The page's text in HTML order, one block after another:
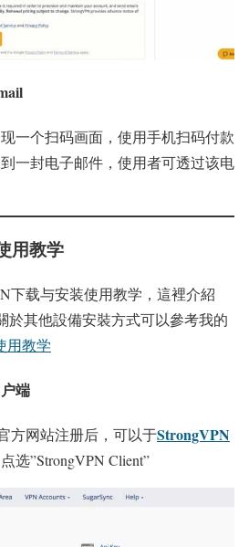
一个扫码画面，使用手机扫码付款
一封电子邮件，使用者可透过该电
用教学
下载与安装使用教学，這裡介紹
於其他設備安裝方式可以參考我的
用教学
端
方网站注册后，可以于StrongVPN
选”StrongVPN Client”